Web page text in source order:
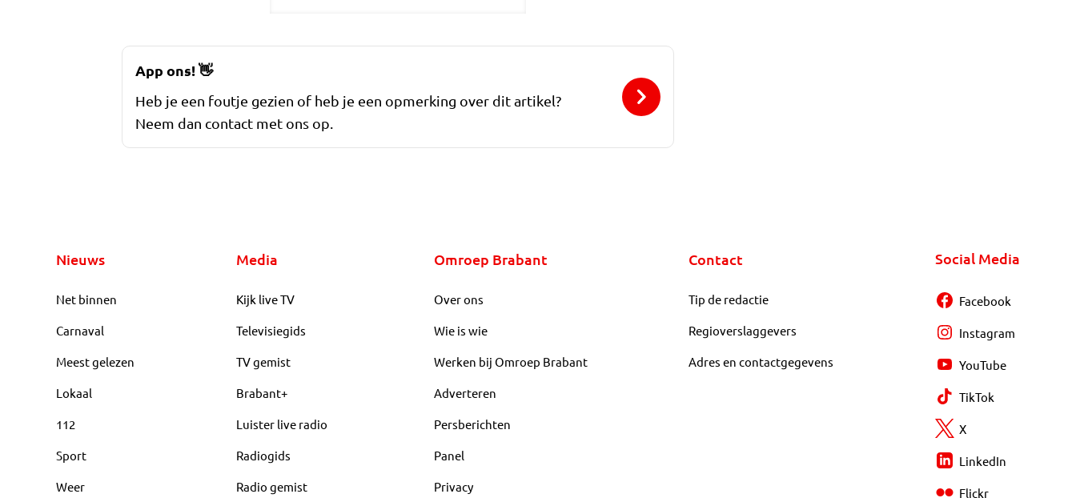
App ons!👋
Heb je een foutje gezien of heb je een opmerking over dit artikel?
Neem dan contact met ons op.
Nieuws
Net binnen
Carnaval
Meest gelezen
Lokaal
112
Sport
Weer
Media
Kijk live TV
Televisiegids
TV gemist
Brabant+
Luister live radio
Radiogids
Radio gemist
Omroep Brabant
Over ons
Wie is wie
Werken bij Omroep Brabant
Adverteren
Persberichten
Panel
Privacy
Contact
Tip de redactie
Regioverslaggevers
Adres en contactgegevens
Social Media
Facebook
Instagram
YouTube
TikTok
X
LinkedIn
Flickr